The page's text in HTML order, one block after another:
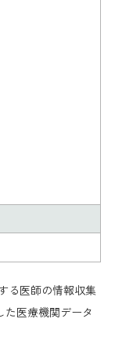
る医師の情報収集
た医療機関データ